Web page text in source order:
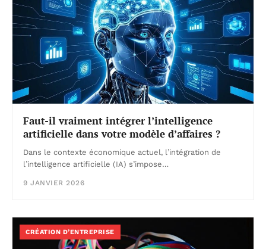
Faut-il vraiment intégrer l’intelligence
artificielle dans votre modèle d’affaires ?
Dans le contexte économique actuel, l’intégration de
l’intelligence artificielle (IA) s’impose…
9 JANVIER 2026
CRÉATION D’ENTREPRISE